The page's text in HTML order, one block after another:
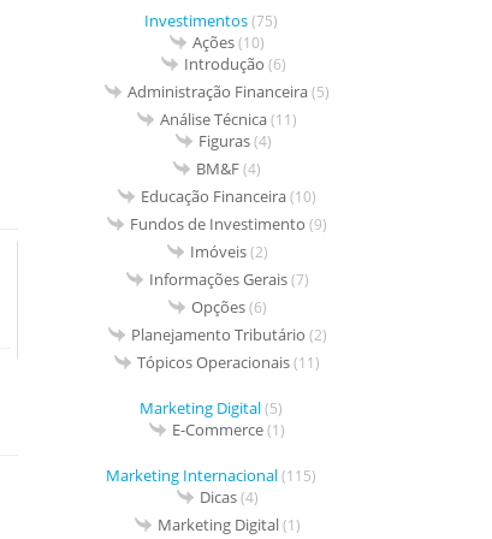
Investimentos(75)
Ações(10)
Introdução (6)
Administração Financeira(5)
Análise Técnica(11)
Figuras(4)
BM&F(4)
Educação Financeira(10)
Fundos de Investimento (9)
Imóveis(2)
Informações Gerais(7)
Opções(6)
Planejamento Tributário (2)
Tópicos Operacionais(11)
Marketing Digital(5)
E-Commerce(1)
Marketing Internacional(115)
Dicas(4)
Marketing Digital(1)